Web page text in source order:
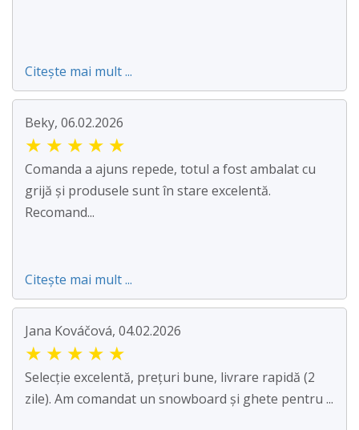
Citește mai mult ...
Beky, 06.02.2026
★ ★ ★ ★ ★
Comanda a ajuns repede, totul a fost ambalat cu
grijă și produsele sunt în stare excelentă.
Recomand...
Citește mai mult ...
Jana Kováčová, 04.02.2026
★ ★ ★ ★ ★
Selecție excelentă, prețuri bune, livrare rapidă (2
zile). Am comandat un snowboard și ghete pentru ...